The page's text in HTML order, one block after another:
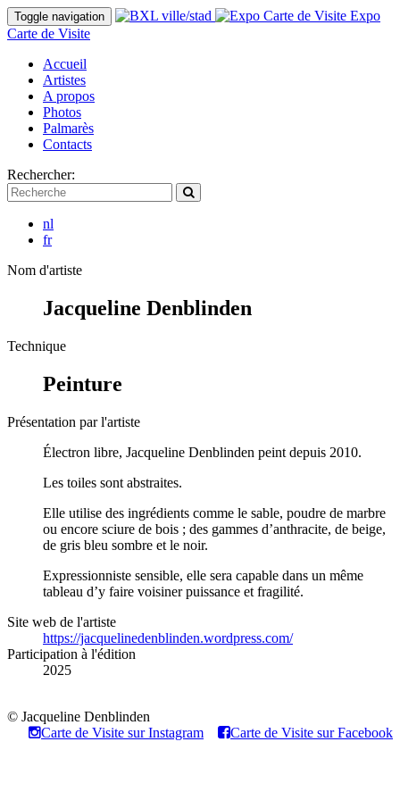
Toggle navigation
Expo
Carte de Visite
Accueil
Artistes
A propos
Photos
Palmarès
Contacts
Rechercher:
nl
fr
Nom d'artiste
Jacqueline Denblinden
Technique
Peinture
Présentation par l'artiste
Électron libre, Jacqueline Denblinden peint depuis 2010.
Les toiles sont abstraites.
Elle utilise des ingrédients comme le sable, poudre de marbre
ou encore sciure de bois ; des gammes d’anthracite, de beige,
de gris bleu sombre et le noir.
Expressionniste sensible, elle sera capable dans un même
tableau d’y faire voisiner puissance et fragilité.
Site web de l'artiste
https://jacquelinedenblinden.wordpress.com/
Participation à l'édition
2025
© Jacqueline Denblinden
Carte de Visite sur Facebook
Carte de Visite sur Instagram